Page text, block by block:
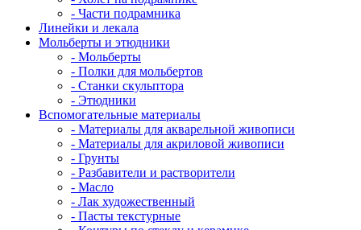
- Части подрамника
Линейки и лекала
Мольберты и этюдники
- Мольберты
- Полки для мольбертов
- Станки скульптора
- Этюдники
Вспомогательные материалы
- Материалы для акварельной живописи
- Материалы для акриловой живописи
- Грунты
- Разбавители и растворители
- Масло
- Лак художественный
- Пасты текстурные